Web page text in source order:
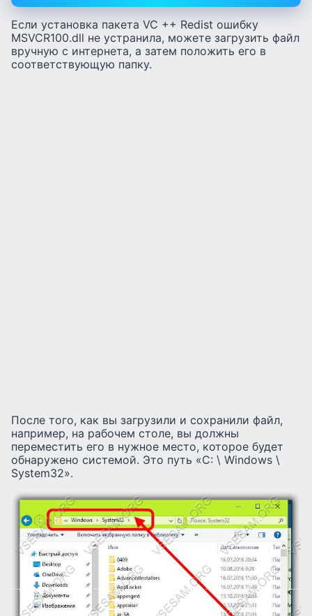
Если установка пакета VC ++ Redist ошибку
MSVCR100.dll не устранила, можете загрузить файл
вручную с интернета, а затем положить его в
соответствующую папку.
После того, как вы загрузили и сохранили файл,
например, на рабочем столе, вы должны
переместить его в нужное место, которое будет
обнаружено системой. Это путь «C: \ Windows \
System32».